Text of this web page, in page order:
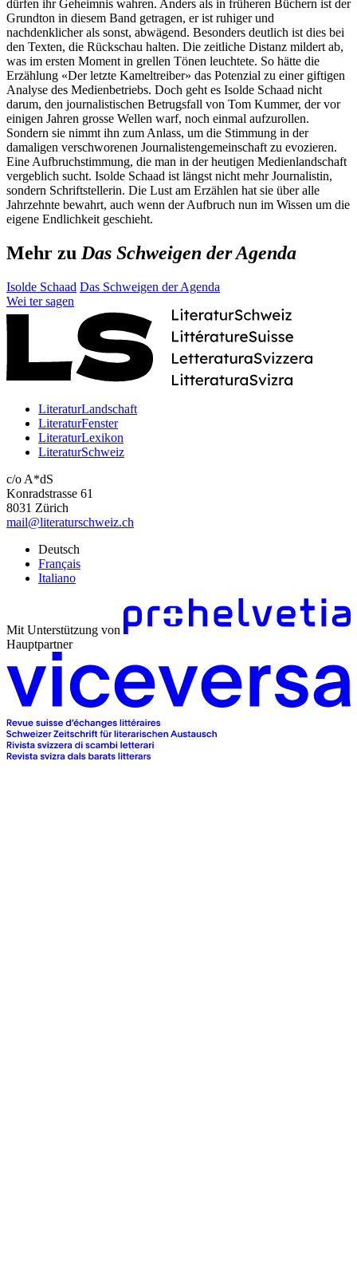
dürfen ihr Geheimnis wahren. Anders als in früheren Büchern ist der
Grundton in diesem Band getragen, er ist ruhiger und
nachdenklicher als sonst, abwägend. Besonders deutlich ist dies bei
den Texten, die Rückschau halten. Die zeitliche Distanz mildert ab,
was im ersten Moment in grellen Tönen leuchtete. So hätte die
Erzählung «Der letzte Kameltreiber» das Potenzial zu einer giftigen
Analyse des Medienbetriebs. Doch geht es Isolde Schaad nicht
darum, den journalistischen Betrugsfall von Tom Kummer, der vor
einigen Jahren grosse Wellen warf, noch einmal aufzurollen.
Sondern sie nimmt ihn zum Anlass, um die Stimmung in der
damaligen verschworenen Journalistengemeinschaft zu evozieren.
Eine Aufbruchstimmung, die man in der heutigen Medienlandschaft
vergeblich sucht. Isolde Schaad ist längst nicht mehr Journalistin,
sondern Schriftstellerin. Die Lust am Erzählen hat sie über alle
Jahrzehnte bewahrt, auch wenn der Aufbruch nun im Wissen um die
eigene Endlichkeit geschieht.
Mehr zu Das Schweigen der Agenda
Isolde Schaad Das Schweigen der Agenda
Wei ter sagen
LiteraturLandschaft
LiteraturFenster
LiteraturLexikon
LiteraturSchweiz
c/o A*dS
Konradstrasse 61
8031 Zürich
mail@literaturschweiz.ch
Deutsch
Français
Italiano
Mit Unterstützung von
Hauptpartner